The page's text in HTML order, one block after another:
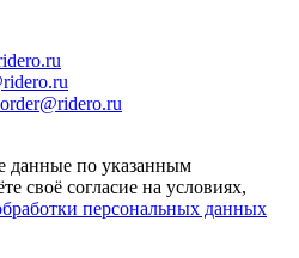
order@ridero.ru
данные по указанным
своё согласие на условиях,
персональных данных